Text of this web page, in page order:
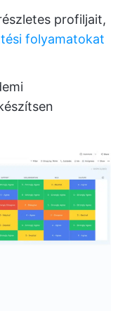
profiljait,
folyamatokat